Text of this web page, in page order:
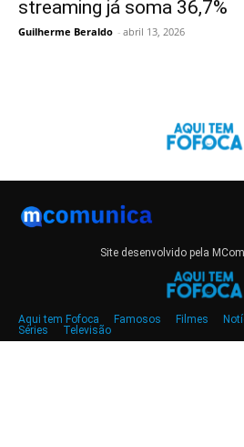
streaming já soma 36,7%
Guilherme Beraldo - abril 13, 2026
Site desenvolvido pela
Aqui tem Fofoca Famosos Filmes
Séries
Televisão